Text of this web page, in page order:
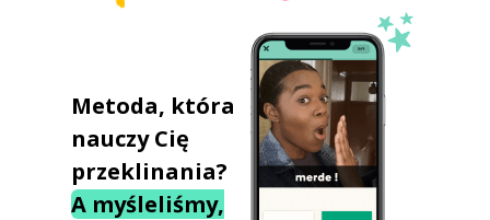
Metoda, która
nauczy Cię
przeklinania?
A myśleliśmy,